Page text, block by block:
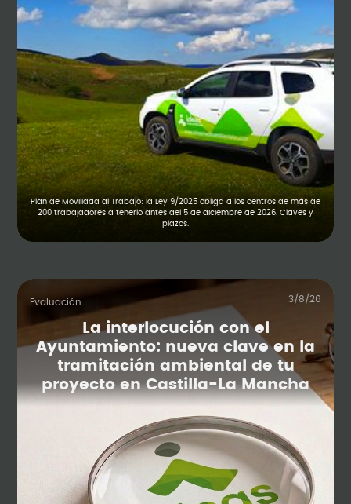
Plan de Movilidad al Trabajo: la Ley 9/2025 obliga a los centros de más de
200 trabajadores a tenerlo antes del 5 de diciembre de 2026. Claves y
plazos.
Evaluación 3/8/26
La interlocución con el
Ayuntamiento: nueva clave en la
tramitación ambiental de tu
proyecto en Castilla-La Mancha